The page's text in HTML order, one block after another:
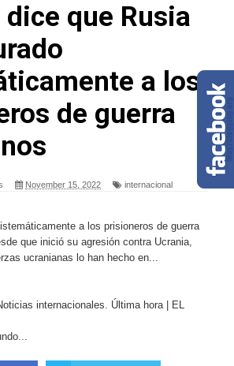
dice que Rusia
a los
de guerra
November 15, 2022 internacional
a los prisioneros de guerra
que inició su agresión contra Ucrania,
ucranianas lo han hecho en...
internacionales. Última hora | EL